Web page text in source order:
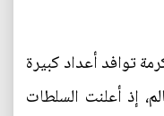
توافد أعداد كبيرة
إذ أعلنت السلطات